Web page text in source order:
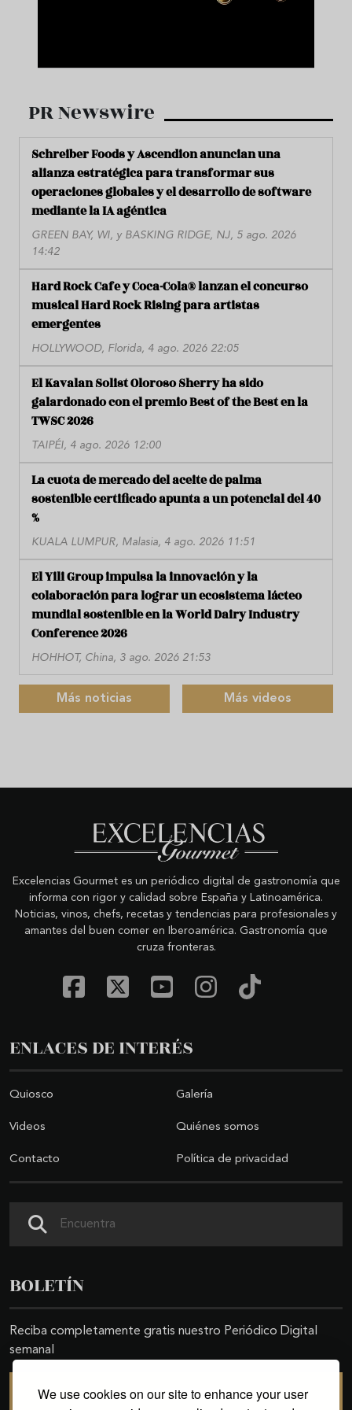
We use cookies on our site to enhance your user
PR Newswire
Schreiber Foods y Ascendion anuncian una
alianza estratégica para transformar sus
operaciones globales y el desarrollo de software
mediante la IA agéntica
GREEN BAY, WI, y BASKING RIDGE, NJ, 5 ago. 2026
14:42
Hard Rock Cafe y Coca-Cola® lanzan el concurso
musical Hard Rock Rising para artistas
emergentes
HOLLYWOOD, Florida, 4 ago. 2026 22:05
El Kavalan Solist Oloroso Sherry ha sido
galardonado con el premio Best of the Best en la
TWSC 2026
TAIPÉI, 4 ago. 2026 12:00
La cuota de mercado del aceite de palma
sostenible certificado apunta a un potencial del 40
%
KUALA LUMPUR, Malasia, 4 ago. 2026 11:51
El Yili Group impulsa la innovación y la
colaboración para lograr un ecosistema lácteo
mundial sostenible en la World Dairy Industry
Conference 2026
HOHHOT, China, 3 ago. 2026 21:53
Más noticias Más videos
Excelencias Gourmet es un periódico digital de gastronomía que
informa con rigor y calidad sobre España y Latinoamérica.
Noticias, vinos, chefs, recetas y tendencias para profesionales y
amantes del buen comer en Iberoamérica. Gastronomía que
cruza fronteras.
ENLACES DE INTERÉS
Quiosco Galería
Videos Quiénes somos
Contacto Política de privacidad
BOLETÍN
Reciba completamente gratis nuestro Periódico Digital
semanal
SUSCRIBIRSE